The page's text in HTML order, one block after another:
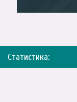
Статистика: